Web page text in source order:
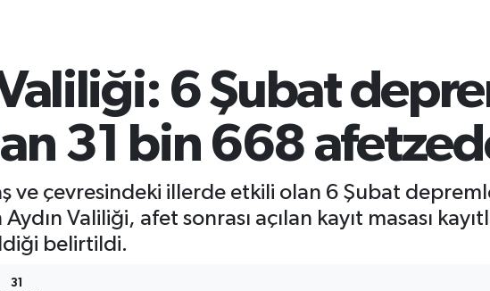
6 Şubat
31 bin 668
ve çevresindeki illerde etkili olan 6 Şubat
Valiliği, afet sonrası açılan kayıt masası
belirtildi.
31